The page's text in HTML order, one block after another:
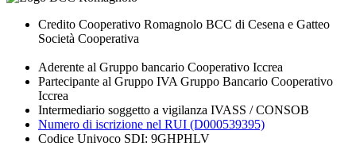
Credito Cooperativo Romagnolo BCC di Cesena e Gatteo
Società Cooperativa
Aderente al Gruppo bancario Cooperativo Iccrea
Partecipante al Gruppo IVA Gruppo Bancario Cooperativo
Iccrea
Intermediario soggetto a vigilanza IVASS / CONSOB
Numero di iscrizione nel RUI (D000539395)
Codice Univoco SDI: 9GHPHLV